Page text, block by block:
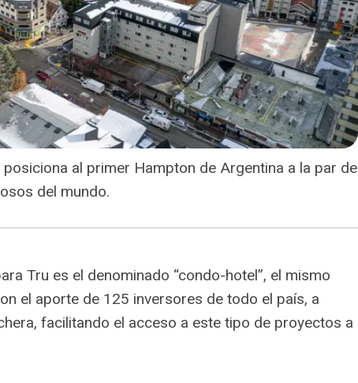
al primer Hampton de Argentina a la par de
del mundo.
Tru es el denominado “condo-hotel”, el mismo
el aporte de 125 inversores de todo el país, a
facilitando el acceso a este tipo de proyectos a